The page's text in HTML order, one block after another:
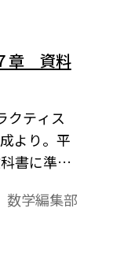
章 資料
クティス
より。平
書に準拠
いのPCに
学編集部